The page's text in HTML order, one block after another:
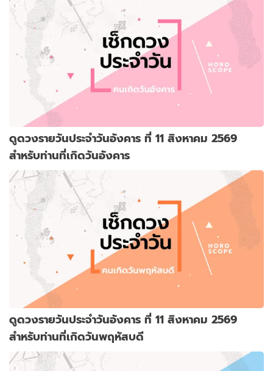
ดูดวงรายวันประจำวันอังคาร ที่ 11 สิงหาคม 2569
สำหรับท่านที่เกิดวันอังคาร
ดูดวงรายวันประจำวันอังคาร ที่ 11 สิงหาคม 2569
สำหรับท่านที่เกิดวันพฤหัสบดี